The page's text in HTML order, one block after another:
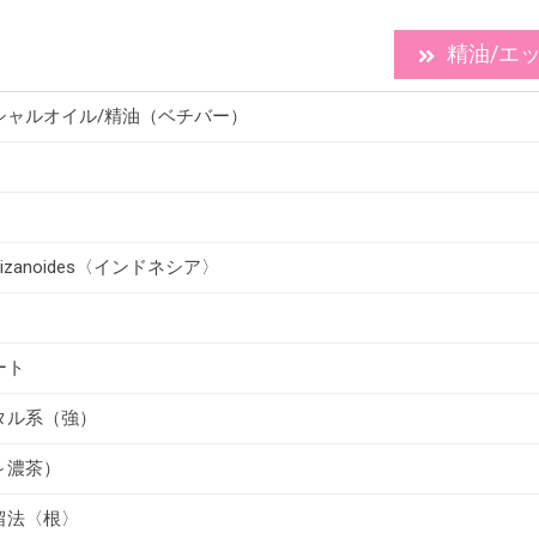
精油/エ
ャルオイル/精油（ベチバー）
〈インドネシア〉
ト
系（強）
茶）
〈根〉